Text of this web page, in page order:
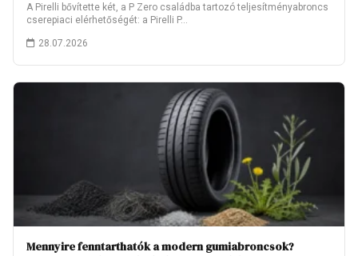
A Pirelli bővítette két, a P Zero családba tartozó teljesítményabroncs
cserepiaci elérhetőségét: a Pirelli P…
28.07.2026
Mennyire fenntarthatók a modern gumiabroncsok?